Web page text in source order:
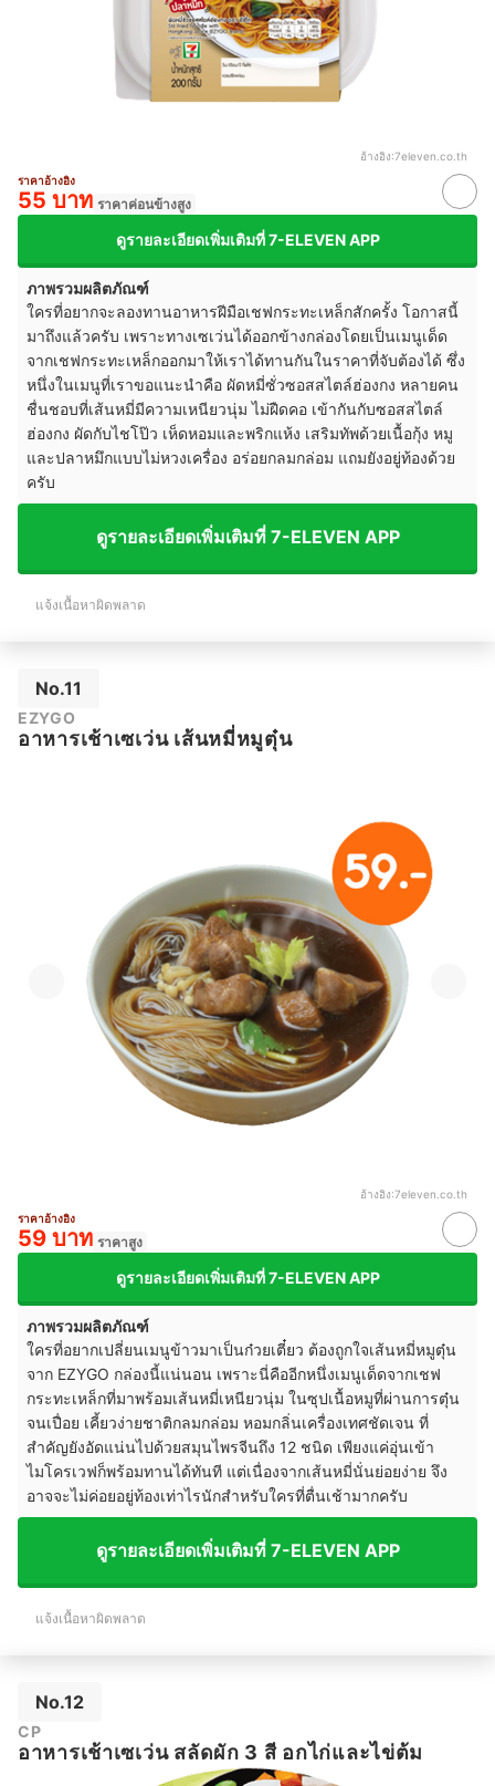
อ้างอิง:7eleven.co.th
ราคาอ้างอิง
55 บาท ราคาค่อนข้างสูง
ดูรายละเอียดเพิ่มเติมที่ 7-ELEVEN APP
ภาพรวมผลิตภัณฑ์
ใครที่อยากจะลองทานอาหารฝีมือเชฟกระทะเหล็กสักครั้ง โอกาสนี้
มาถึงแล้วครับ เพราะทางเซเว่นได้ออกข้างกล่องโดยเป็นเมนูเด็ด
จากเชฟกระทะเหล็กออกมาให้เราได้ทานกันในราคาที่จับต้องได้ ซึ่ง
หนึ่งในเมนูที่เราขอแนะนำคือ ผัดหมี่ซั่วซอสสไตล์ฮ่องกง หลายคน
ชื่นชอบที่เส้นหมี่มีความเหนียวนุ่ม ไม่ฝืดคอ เข้ากันกับซอสสไตล์
ฮ่องกง ผัดกับไชโป๊ว เห็ดหอมและพริกแห้ง เสริมทัพด้วยเนื้อกุ้ง หมู
และปลาหมึกแบบไม่หวงเครื่อง อร่อยกลมกล่อม แถมยังอยู่ท้องด้วย
ครับ
ดูรายละเอียดเพิ่มเติมที่ 7-ELEVEN APP
แจ้งเนื้อหาผิดพลาด
No.11
EZYGO
อาหารเช้าเซเว่น เส้นหมี่หมูตุ๋น
อ้างอิง:7eleven.co.th
ราคาอ้างอิง
59 บาท ราคาสูง
ดูรายละเอียดเพิ่มเติมที่ 7-ELEVEN APP
ภาพรวมผลิตภัณฑ์
ใครที่อยากเปลี่ยนเมนูข้าวมาเป็นก๋วยเตี๋ยว ต้องถูกใจเส้นหมี่หมูตุ๋น
จาก EZYGO กล่องนี้แน่นอน เพราะนี่คืออีกหนึ่งเมนูเด็ดจากเชฟ
กระทะเหล็กที่มาพร้อมเส้นหมี่เหนียวนุ่ม ในซุปเนื้อหมูที่ผ่านการตุ๋น
จนเปื่อย เคี้ยวง่ายชาติกลมกล่อม หอมกลิ่นเครื่องเทศชัดเจน ที่
สำคัญยังอัดแน่นไปด้วยสมุนไพรจีนถึง 12 ชนิด เพียงแค่อุ่นเข้า
ไมโครเวฟก็พร้อมทานได้ทันที แต่เนื่องจากเส้นหมี่นั่นย่อยง่าย จึง
อาจจะไม่ค่อยอยู่ท้องเท่าไรนักสำหรับใครที่ตื่นเช้ามากครับ
ดูรายละเอียดเพิ่มเติมที่ 7-ELEVEN APP
แจ้งเนื้อหาผิดพลาด
No.12
CP
อาหารเช้าเซเว่น สลัดผัก 3 สี อกไก่และไข่ต้ม